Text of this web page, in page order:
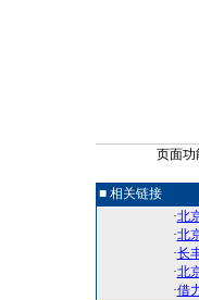
页面
■ 相关链接
·北
·北
·长
·北
·借